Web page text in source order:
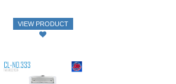
VIEW PRODUCT